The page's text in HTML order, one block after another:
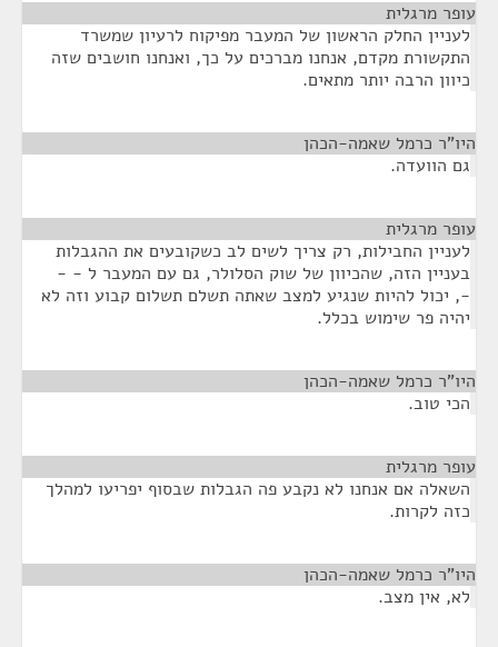
עופר מרגלית
לעניין החלק הראשון של המעבר מפיקוח לרעיון שמשרד
התקשורת מקדם, אנחנו מברכים על כך, ואנחנו חושבים שזה
כיוון הרבה יותר מתאים.
היו"ר כרמל שאמה-הכהן
גם הוועדה.
עופר מרגלית
לעניין החבילות, רק צריך לשים לב כשקובעים את ההגבלות
בעניין הזה, שהכיוון של שוק הסלולר, גם עם המעבר ל - -
-, יכול להיות שנגיע למצב שאתה תשלם תשלום קבוע וזה לא
יהיה פר שימוש בכלל.
היו"ר כרמל שאמה-הכהן
הכי טוב.
עופר מרגלית
השאלה אם אנחנו לא נקבע פה הגבלות שבסוף יפריעו למהלך
כזה לקרות.
היו"ר כרמל שאמה-הכהן
לא, אין מצב.